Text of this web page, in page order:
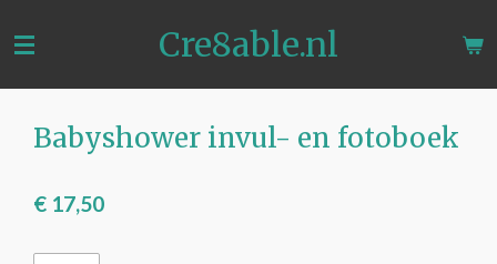
direct
de
Cre8able.nl
Babyshower invul- en fotoboek
€ 17,50